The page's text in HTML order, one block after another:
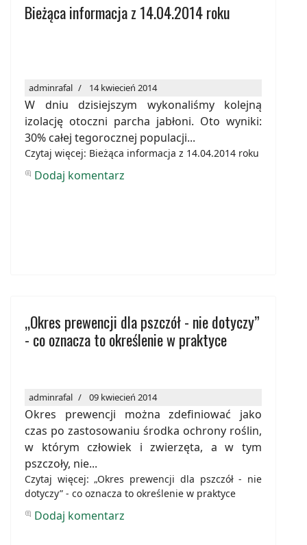
Bieżąca informacja z 14.04.2014 roku
adminrafal 14 kwiecień 2014
W dniu dzisiejszym wykonaliśmy kolejną
izolację otoczni parcha jabłoni. Oto wyniki:
30% całej tegorocznej populacji...
Czytaj więcej: Bieżąca informacja z 14.04.2014 roku
Dodaj komentarz
„Okres prewencji dla pszczół - nie dotyczy”
- co oznacza to określenie w praktyce
adminrafal 09 kwiecień 2014
Okres prewencji można zdefiniować jako
czas po zastosowaniu środka ochrony roślin,
w którym człowiek i zwierzęta, a w tym
pszczoły, nie...
Czytaj więcej: „Okres prewencji dla pszczół - nie
dotyczy” - co oznacza to określenie w praktyce
Dodaj komentarz